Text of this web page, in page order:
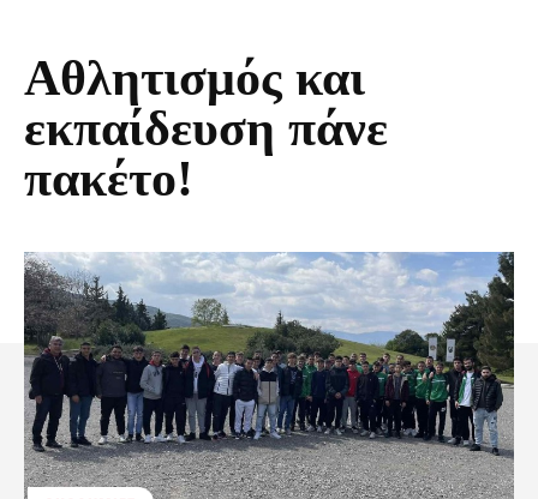
Αθλητισμός και
εκπαίδευση πάνε
πακέτο!